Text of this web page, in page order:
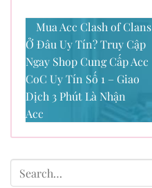
Mua Acc Clash of Clans
Ở Đâu Uy Tín? Truy Cập
Ngay Shop Cung Cấp Acc
CoC Uy Tín Số 1 – Giao
Dịch 3 Phút Là Nhận
Acc